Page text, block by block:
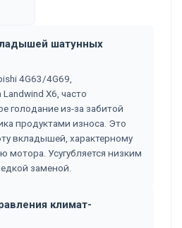
шатунных
4G63/4G69,
X6, часто
голодание из-за забитой
продуктами износа. Это
вкладышей, характерному
мотора. Усугубляется низким
заменой.
климат-